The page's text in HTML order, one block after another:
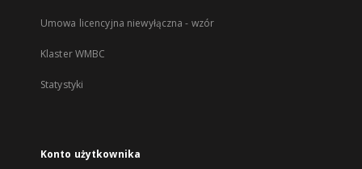
Umowa licencyjna niewyłączna - wzór
Klaster WMBC
Statystyki
Konto użytkownika